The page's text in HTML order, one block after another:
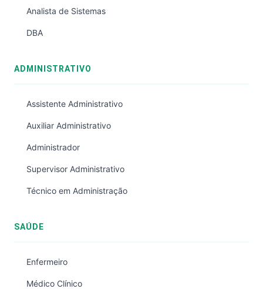
Analista de Sistemas
DBA
ADMINISTRATIVO
Assistente Administrativo
Auxiliar Administrativo
Administrador
Supervisor Administrativo
Técnico em Administração
SAÚDE
Enfermeiro
Médico Clínico